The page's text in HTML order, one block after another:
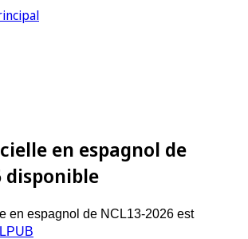
en espagnol de
disponible
en espagnol de NCL13-2026 est